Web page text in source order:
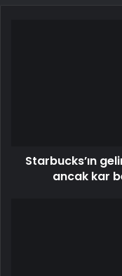
Starbucks’ın
ancak kar